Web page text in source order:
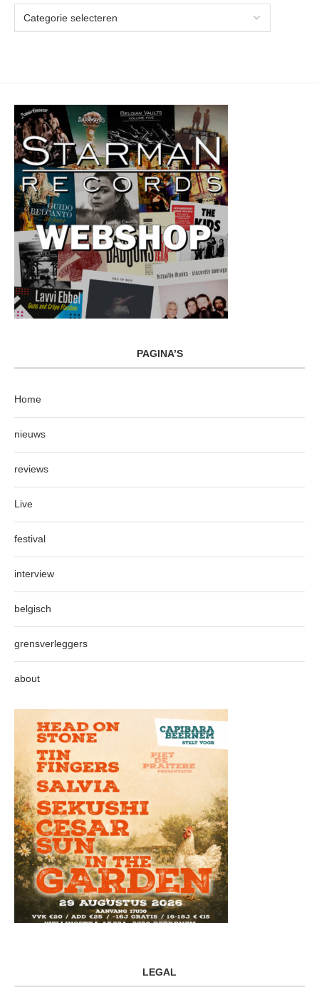
PAGINA’S
Home
nieuws
reviews
Live
festival
interview
belgisch
grensverleggers
about
LEGAL